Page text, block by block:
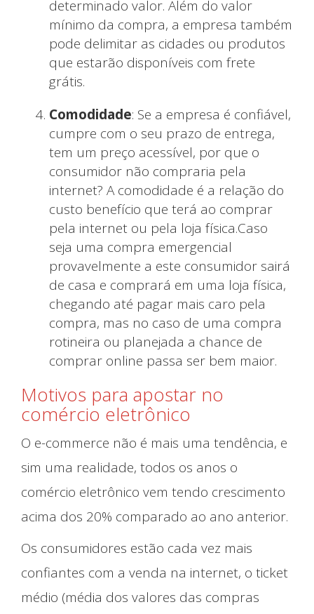
determinado valor. Além do valor
mínimo da compra, a empresa também
pode delimitar as cidades ou produtos
que estarão disponíveis com frete
grátis.
Comodidade: Se a empresa é confiável,
cumpre com o seu prazo de entrega,
tem um preço acessível, por que o
consumidor não compraria pela
internet? A comodidade é a relação do
custo benefício que terá ao comprar
pela internet ou pela loja física.Caso
seja uma compra emergencial
provavelmente a este consumidor sairá
de casa e comprará em uma loja física,
chegando até pagar mais caro pela
compra, mas no caso de uma compra
rotineira ou planejada a chance de
comprar online passa ser bem maior.
Motivos para apostar no
comércio eletrônico
O e-commerce não é mais uma tendência, e
sim uma realidade, todos os anos o
comércio eletrônico vem tendo crescimento
acima dos 20% comparado ao ano anterior.
Os consumidores estão cada vez mais
confiantes com a venda na internet, o ticket
médio (média dos valores das compras